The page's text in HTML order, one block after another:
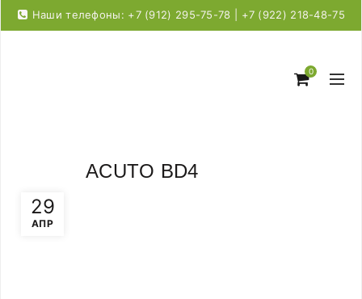
Наши телефоны: +7 (912) 295-75-78 | +7 (922) 218-48-75
0
29
АПР
ACUTO BD4